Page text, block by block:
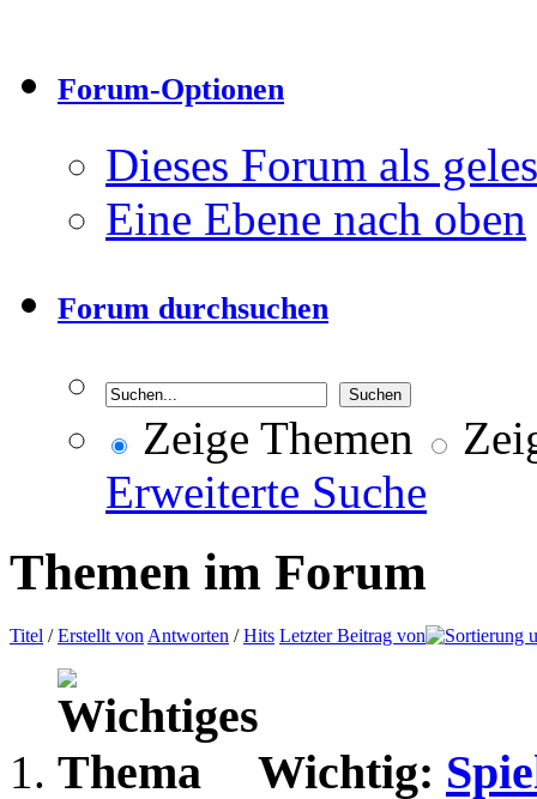
Forum-Optionen
Dieses Forum als
Eine Ebene nach oben
Forum durchsuchen
Zeige Themen
Erweiterte Suche
Themen im Forum
Titel /Erstellt von Antworten /Hits Letzter Beitrag von
Wichtig: